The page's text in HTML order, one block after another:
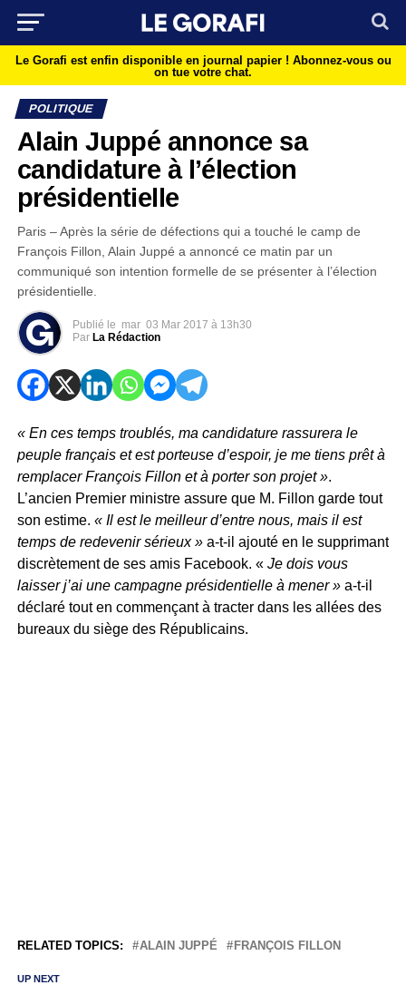
Le Gorafi est enfin disponible en journal papier ! Abonnez-vous ou
on tue votre chat.
POLITIQUE
Alain Juppé annonce sa
candidature à l’élection
présidentielle
Paris – Après la série de défections qui a touché le camp de
François Fillon, Alain Juppé a annoncé ce matin par un
communiqué son intention formelle de se présenter à l’élection
présidentielle.
Publié le mar 03 Mar 2017 à 13h30
Par La Rédaction
« En ces temps troublés, ma candidature rassurera le
peuple français et est porteuse d’espoir, je me tiens prêt à
remplacer François Fillon et à porter son projet ».
L’ancien Premier ministre assure que M. Fillon garde tout
son estime. « Il est le meilleur d’entre nous, mais il est
temps de redevenir sérieux »a-t-il ajouté en le supprimant
discrètement de ses amis Facebook. «Je dois vous
laisser j’ai une campagne présidentielle à mener »a-t-il
déclaré tout en commençant à tracter dans les allées des
bureaux du siège des Républicains.
RELATED TOPICS: ALAIN JUPPÉ FRANÇOIS FILLON
UP NEXT